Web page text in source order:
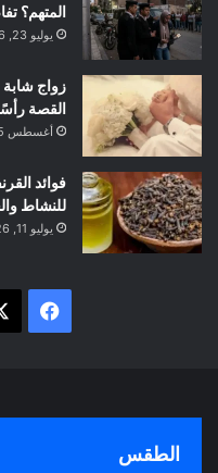
المتهم؟
يوليو 23, 2026
زواج
القصة
أغسطس 5, 2026
فوائد
للنشاط
يوليو 11, 2026
الطقس